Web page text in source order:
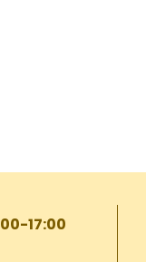
17:00